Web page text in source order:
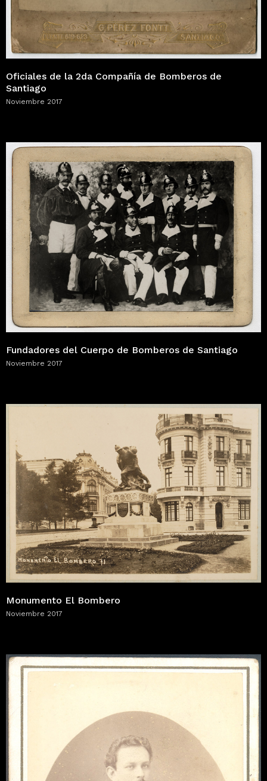
Oficiales de la 2da Compañía de Bomberos de
Santiago
Noviembre 2017
Fundadores del Cuerpo de Bomberos de Santiago
Noviembre 2017
Monumento El Bombero
Noviembre 2017